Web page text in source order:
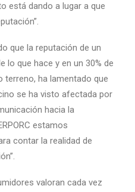
está dando a lugar a que
que la reputación de un
lo que hace y en un 30% de
terreno, ha lamentado que
se ha visto afectada por
hacia la
estamos
contar la realidad de
valoran cada vez